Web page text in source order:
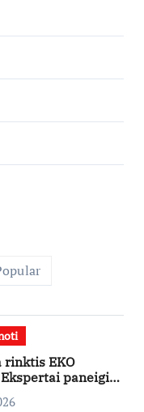
rinktis EKO
paneigia
mitus